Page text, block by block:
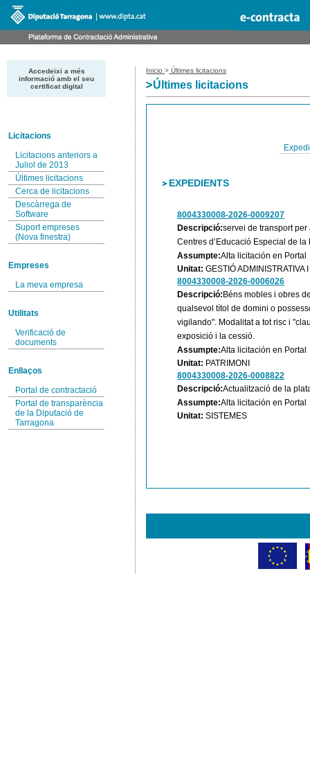
Accedeixi a més
informació amb el seu
certificat digital
Licitacions
Licitacions anteriors a
Juliol de 2013
Últimes licitacions
Cerca de licitacions
Descàrrega de
Software
Suport empreses
(Nova finestra)
Empreses
La meva empresa
Utilitats
Verificació de
documents
Enllaços
Portal de contractació
Portal de transparència
de la Diputació de
Tarragona
Inicio> Últimes licitacions
Últimes licitacions
EXPEDIENTS
8004330008-2026-0009207
Descripció:servei de transport
Centres d’Educació Especial de
Assumpte:Alta licitación en Portal
Unitat:GESTIÓ ADMINISTRATIVA
8004330008-2026-0006026
Descripció:Béns mobles i obres
qualsevol títol de domini o
vigilando". Modalitat a tot risc i
exposició i la cessió.
Assumpte:Alta licitación en Portal
Unitat: PATRIMONI
8004330008-2026-0008822
Descripció:Actualització de la
Assumpte:Alta licitación en Portal
Unitat:SISTEMES